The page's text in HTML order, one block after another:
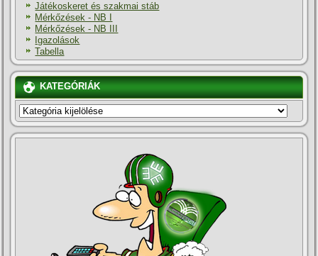
Játékoskeret és szakmai stáb
Mérkőzések - NB I
Mérkőzések - NB III
Igazolások
Tabella
KATEGÓRIÁK
KATEGÓRIÁK